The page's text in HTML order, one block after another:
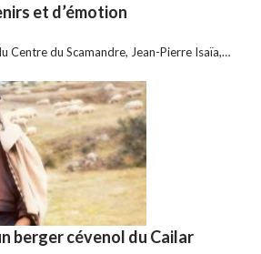
et d’émotion
Centre du Scamandre, Jean-Pierre Isaïa,…
berger cévenol du Cailar